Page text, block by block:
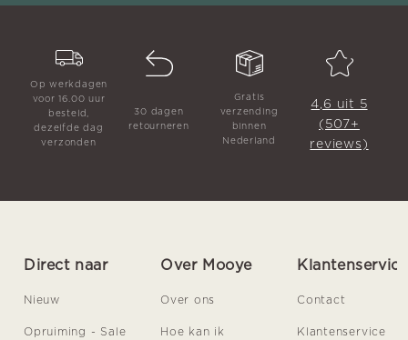
Op werkdagen
voor 16.00 uur
besteld,
dezelfde dag
verzonden
30 dagen
retourneren
Gratis
verzending
binnen
Nederland
4,6 uit 5
(507+
reviews)
Direct naar
Nieuw
Opruiming - Sale
Over Mooye
Over ons
Hoe kan ik
Klantenservice
Contact
Klantenservice